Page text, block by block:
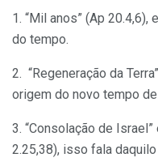
1. “Mil anos” (Ap
do tempo.
2. “Regeneração da
origem do novo tempo
3. “Consolação de
2.25,38), isso fala